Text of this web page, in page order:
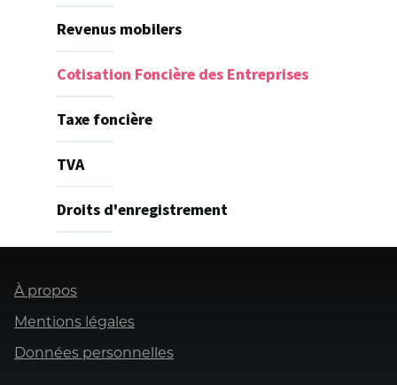
Revenus mobilers
Cotisation Foncière des Entreprises
Taxe foncière
TVA
Droits d'enregistrement
Pied
de
page
À propos
Mentions légales
Données personnelles